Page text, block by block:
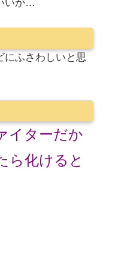
いか…
にふさわしいと思
イターだか
ら化けると